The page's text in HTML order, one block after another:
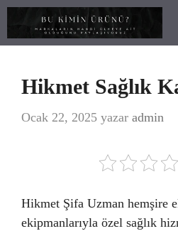
İçeriğe
Hikmet Sağlık
Ocak 22, 2025 yazar admin
Hikmet Şifa Uzman hemşire
ekipmanlarıyla özel sağlık